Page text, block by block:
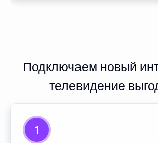
Подключаем новый
телевидение
1